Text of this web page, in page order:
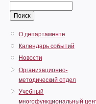
О департаменте
Календарь событий
Новости
Организационно-
методический отдел
Учебный
многофункциональный